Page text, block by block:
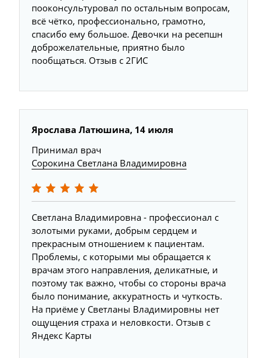
пооконсультуровал по остальным вопросам,
всё чётко, профессионально, грамотно,
спасибо ему большое. Девочки на ресепшн
доброжелательные, приятно было
пообщаться. Отзыв с 2ГИС
Ярослава Латюшина, 14 июля
Принимал врач
Сорокина Светлана Владимировна
Светлана Владимировна - профессионал с
золотыми руками, добрым сердцем и
прекрасным отношением к пациентам.
Проблемы, с которыми мы обращается к
врачам этого направления, деликатные, и
поэтому так важно, чтобы со стороны врача
было понимание, аккуратность и чуткость.
На приёме у Светланы Владимировны нет
ощущения страха и неловкости. Отзыв с
Яндекс Карты